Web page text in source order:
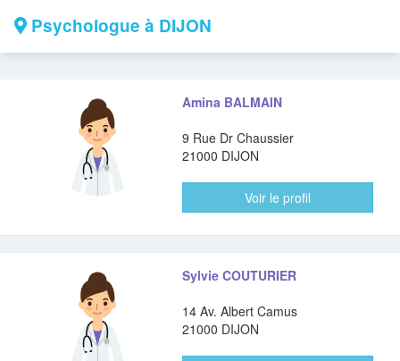
Psychologue à DIJON
Amina BALMAIN
9 Rue Dr Chaussier
21000 DIJON
Voir le profil
Sylvie COUTURIER
14 Av. Albert Camus
21000 DIJON